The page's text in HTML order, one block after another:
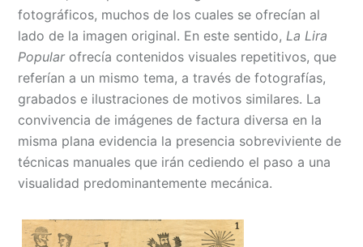
fotográficos, muchos de los cuales se ofrecían al
lado de la imagen original. En este sentido, La Lira
Popularofrecía contenidos visuales repetitivos, que
referían a un mismo tema, a través de fotografías,
grabados e ilustraciones de motivos similares. La
convivencia de imágenes de factura diversa en la
misma plana evidencia la presencia sobreviviente de
técnicas manuales que irán cediendo el paso a una
visualidad predominantemente mecánica.